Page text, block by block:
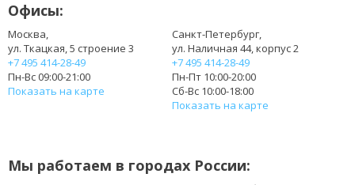
Офисы:
Москва,
ул. Ткацкая, 5 строение 3
+7 495 414-28-49
Пн-Вс 09:00-21:00
Показать на карте
Санкт-Петербург,
ул. Наличная 44, корпус 2
+7 495 414-28-49
Пн-Пт 10:00-20:00
Сб-Вс 10:00-18:00
Показать на карте
Мы работаем в городах России: